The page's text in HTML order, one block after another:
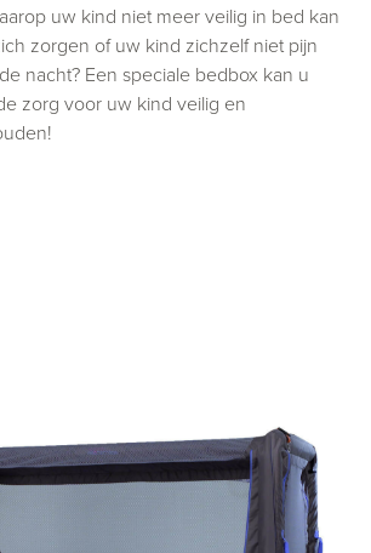
uw kind niet meer veilig in bed kan
zorgen of uw kind zichzelf niet pijn
nacht? Een speciale bedbox kan u
zorg voor uw kind veilig en